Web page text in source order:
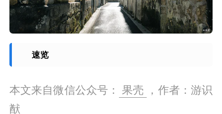
速览
本文来自微信公众号： 果壳
，作者：游识
猷